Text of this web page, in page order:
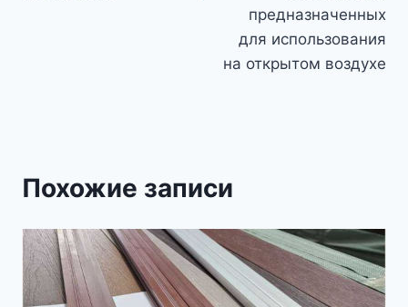
предназначенных
для использования
на открытом воздухе
Похожие записи